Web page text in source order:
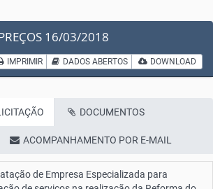
16/03/2018
IMPRIMIR DADOS ABERTOS DOWNLOAD
DOCUMENTOS
ACOMPANHAMENTO POR E-MAIL
de Empresa Especializada para